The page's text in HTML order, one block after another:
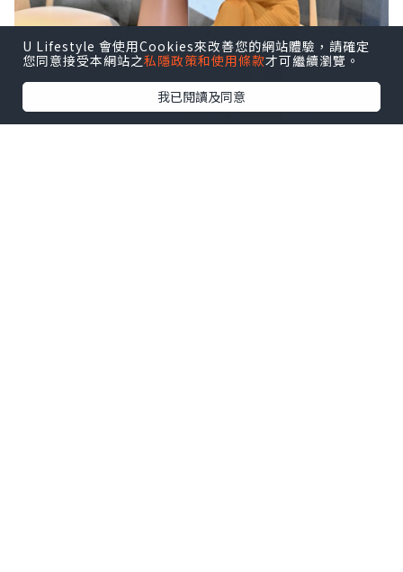
U Lifestyle 會使用Cookies來改善您的網站體驗，請確定
您同意接受本網站之私隱政策和使用條款才可繼續瀏覽。
我已閱讀及同意